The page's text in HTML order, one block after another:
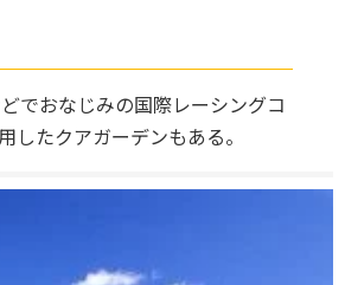
でおなじみの国際レーシングコ
したクアガーデンもある。